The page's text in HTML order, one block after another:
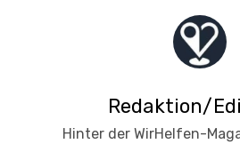
Redaktion/
Hinter der WirHelfen-